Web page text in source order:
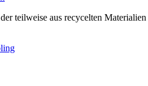
teilweise aus recycelten Materialien